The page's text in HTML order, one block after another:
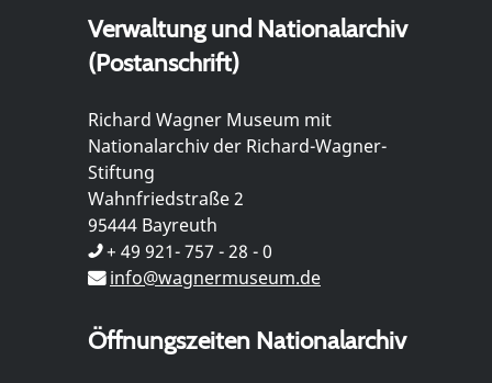
Verwaltung und Nationalarchiv
(Postanschrift)
Richard Wagner Museum mit
Nationalarchiv der Richard-Wagner-
Stiftung
Wahnfriedstraße 2
95444 Bayreuth
+ 49 921- 757 - 28 - 0
info@wagnermuseum.de
Öffnungszeiten Nationalarchiv